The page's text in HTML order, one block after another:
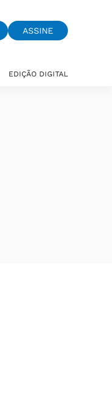
ASSINE
EDIÇÃO DIGITAL